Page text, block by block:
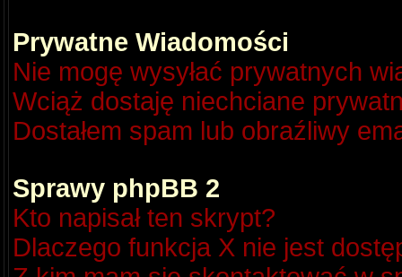
Prywatne Wiadomości
Nie mogę wysyłać prywatnych
Wciąż dostaję niechciane
Dostałem spam lub obraźliwy
Sprawy phpBB 2
Kto napisał ten skrypt?
Dlaczego funkcja X nie jest